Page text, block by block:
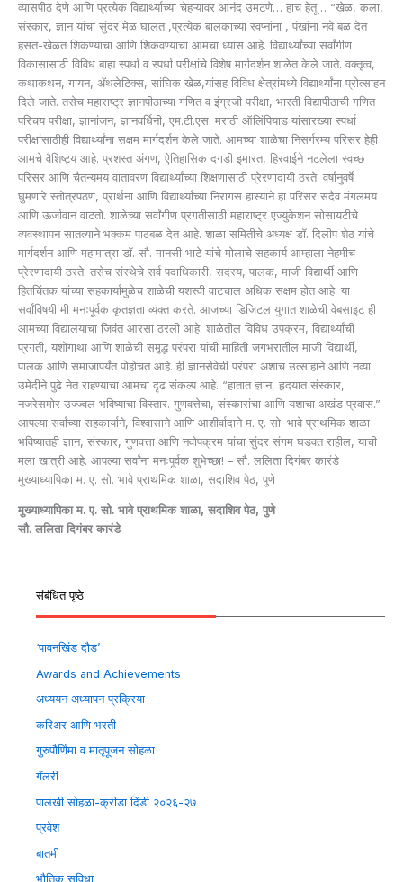
व्यासपीठ देणे आणि प्रत्येक विद्यार्थ्याच्या चेहऱ्यावर आनंद उमटणे… हाच हेतू… “खेळ, कला,
संस्कार, ज्ञान यांचा सुंदर मेळ घालत ,प्रत्येक बालकाच्या स्वप्नांना , पंखांना नवे बळ देत
हसत-खेळत शिकण्याचा आणि शिकवण्याचा आमचा ध्यास आहे. विद्यार्थ्यांच्या सर्वांगीण
विकासासाठी विविध बाह्य स्पर्धा व स्पर्धा परीक्षांचे विशेष मार्गदर्शन शाळेत केले जाते. वक्तृत्व,
कथाकथन, गायन, ॲथलेटिक्स, सांघिक खेळ,यांसह विविध क्षेत्रांमध्ये विद्यार्थ्यांना प्रोत्साहन
दिले जाते. तसेच महाराष्ट्र ज्ञानपीठाच्या गणित व इंग्रजी परीक्षा, भारती विद्यापीठाची गणित
परिचय परीक्षा, ज्ञानांजन, ज्ञानवर्धिनी, एम.टी.एस. मराठी ऑलिंपियाड यांसारख्या स्पर्धा
परीक्षांसाठीही विद्यार्थ्यांना सक्षम मार्गदर्शन केले जाते. आमच्या शाळेचा निसर्गरम्य परिसर हेही
आमचे वैशिष्ट्य आहे. प्रशस्त अंगण, ऐतिहासिक दगडी इमारत, हिरवाईने नटलेला स्वच्छ
परिसर आणि चैतन्यमय वातावरण विद्यार्थ्यांच्या शिक्षणासाठी प्रेरणादायी ठरते. वर्षानुवर्षे
घुमणारे स्तोत्रपठण, प्रार्थना आणि विद्यार्थ्यांच्या निरागस हास्याने हा परिसर सदैव मंगलमय
आणि ऊर्जावान वाटतो. शाळेच्या सर्वांगीण प्रगतीसाठी महाराष्ट्र एज्युकेशन सोसायटीचे
व्यवस्थापन सातत्याने भक्कम पाठबळ देत आहे. शाळा समितीचे अध्यक्ष डॉ. दिलीप शेठ यांचे
मार्गदर्शन आणि महामात्रा डॉ. सौ. मानसी भाटे यांचे मोलाचे सहकार्य आम्हाला नेहमीच
प्रेरणादायी ठरते. तसेच संस्थेचे सर्व पदाधिकारी, सदस्य, पालक, माजी विद्यार्थी आणि
हितचिंतक यांच्या सहकार्यामुळेच शाळेची यशस्वी वाटचाल अधिक सक्षम होत आहे. या
सर्वांविषयी मी मनःपूर्वक कृतज्ञता व्यक्त करते. आजच्या डिजिटल युगात शाळेची वेबसाइट ही
आमच्या विद्यालयाचा जिवंत आरसा ठरली आहे. शाळेतील विविध उपक्रम, विद्यार्थ्यांची
प्रगती, यशोगाथा आणि शाळेची समृद्ध परंपरा यांची माहिती जगभरातील माजी विद्यार्थी,
पालक आणि समाजापर्यंत पोहोचत आहे. ही ज्ञानसेवेची परंपरा अशाच उत्साहाने आणि नव्या
उमेदीने पुढे नेत राहण्याचा आमचा दृढ संकल्प आहे. “हातात ज्ञान, हृदयात संस्कार,
नजरेसमोर उज्ज्वल भविष्याचा विस्तार. गुणवत्तेचा, संस्कारांचा आणि यशाचा अखंड प्रवास.”
आपल्या सर्वांच्या सहकार्याने, विश्वासाने आणि आशीर्वादाने म. ए. सो. भावे प्राथमिक शाळा
भविष्यातही ज्ञान, संस्कार, गुणवत्ता आणि नवोपक्रम यांचा सुंदर संगम घडवत राहील, याची
मला खात्री आहे. आपल्या सर्वांना मनःपूर्वक शुभेच्छा! – सौ. ललिता दिगंबर कारंडे
मुख्याध्यापिका म. ए. सो. भावे प्राथमिक शाळा, सदाशिव पेठ, पुणे
मुख्याध्यापिका म. ए. सो. भावे प्राथमिक शाळा, सदाशिव पेठ, पुणे
सौ. ललिता दिगंबर कारंडे
संबंधित पृष्ठे
‘पावनखिंड दौड’
Awards and Achievements
अध्ययन अध्यापन प्रक्रिया
करिअर आणि भरती
गुरुपौर्णिमा व मातृपूजन सोहळा
गॅलरी
पालखी सोहळा-क्रीडा दिंडी २०२६-२७
प्रवेश
बातमी
भौतिक सुविधा